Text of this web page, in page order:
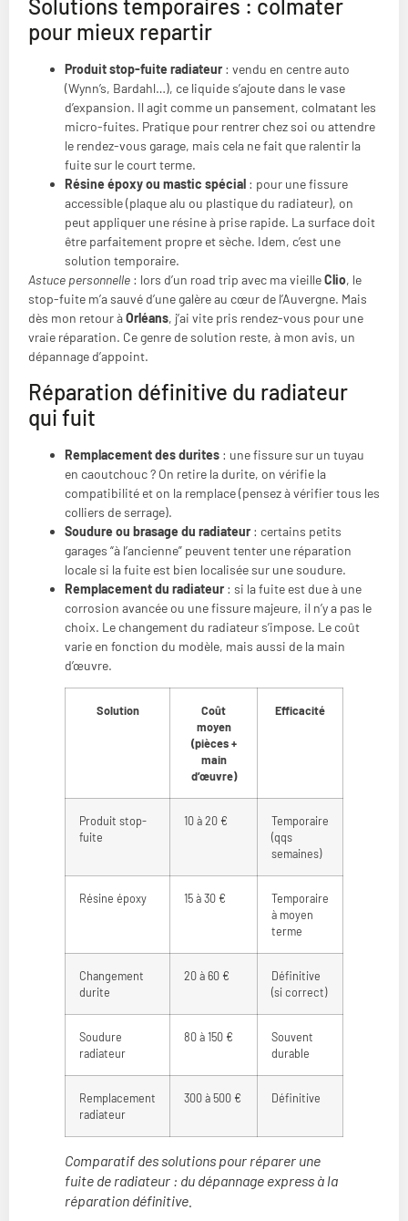
Solutions temporaires : colmater
pour mieux repartir
Produit stop-fuite radiateur : vendu en centre auto
(Wynn’s, Bardahl…), ce liquide s’ajoute dans le vase
d’expansion. Il agit comme un pansement, colmatant les
micro-fuites. Pratique pour rentrer chez soi ou attendre
le rendez-vous garage, mais cela ne fait que ralentir la
fuite sur le court terme.
Résine époxy ou mastic spécial : pour une fissure
accessible (plaque alu ou plastique du radiateur), on
peut appliquer une résine à prise rapide. La surface doit
être parfaitement propre et sèche. Idem, c’est une
solution temporaire.
Astuce personnelle : lors d’un road trip avec ma vieilleClio, le
stop-fuite m’a sauvé d’une galère au cœur de l’Auvergne. Mais
dès mon retour àOrléans, j’ai vite pris rendez-vous pour une
vraie réparation. Ce genre de solution reste, à mon avis, un
dépannage d’appoint.
Réparation définitive du radiateur
qui fuit
Remplacement des durites : une fissure sur un tuyau
en caoutchouc ? On retire la durite, on vérifie la
compatibilité et on la remplace (pensez à vérifier tous les
colliers de serrage).
Soudure ou brasage du radiateur : certains petits
garages “à l’ancienne” peuvent tenter une réparation
locale si la fuite est bien localisée sur une soudure.
Remplacement du radiateur : si la fuite est due à une
corrosion avancée ou une fissure majeure, il n’y a pas le
choix. Le changement du radiateur s’impose. Le coût
varie en fonction du modèle, mais aussi de la main
d’œuvre.
Solution
Coût
moyen
(pièces +
main
d’œuvre)
Efficacité
Produit stop-
fuite
10 à 20 €
Temporaire
(qqs
semaines)
Résine époxy 15 à 30 €
Temporaire
à moyen
terme
Changement
durite
20 à 60 €
Définitive
(si correct)
Soudure
radiateur
80 à 150 €
Souvent
durable
Remplacement
radiateur
300 à 500 € Définitive
Comparatif des solutions pour réparer une
fuite de radiateur : du dépannage express à la
réparation définitive.